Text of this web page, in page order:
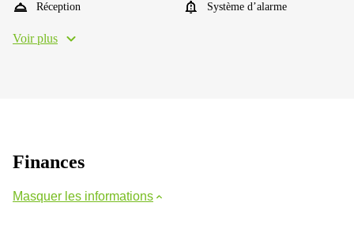
Réception Système d’alarme
Voir plus
Finances
Masquer les informations